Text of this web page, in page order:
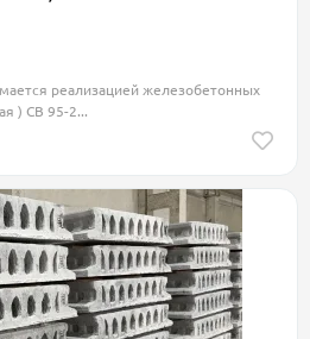
реализацией железобетонных
) СВ 95-2...